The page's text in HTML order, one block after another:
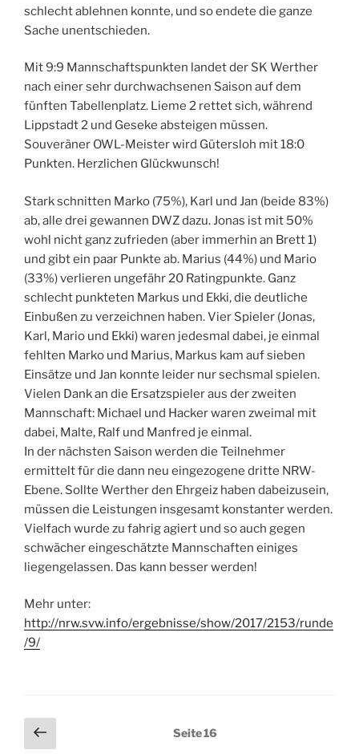
schlecht ablehnen konnte, und so endete die ganze
Sache unentschieden.
Mit 9:9 Mannschaftspunkten landet der SK Werther
nach einer sehr durchwachsenen Saison auf dem
fünften Tabellenplatz. Lieme 2 rettet sich, während
Lippstadt 2 und Geseke absteigen müssen.
Souveräner OWL-Meister wird Gütersloh mit 18:0
Punkten. Herzlichen Glückwunsch!
Stark schnitten Marko (75%), Karl und Jan (beide 83%)
ab, alle drei gewannen DWZ dazu. Jonas ist mit 50%
wohl nicht ganz zufrieden (aber immerhin an Brett 1)
und gibt ein paar Punkte ab. Marius (44%) und Mario
(33%) verlieren ungefähr 20 Ratingpunkte. Ganz
schlecht punkteten Markus und Ekki, die deutliche
Einbußen zu verzeichnen haben. Vier Spieler (Jonas,
Karl, Mario und Ekki) waren jedesmal dabei, je einmal
fehlten Marko und Marius, Markus kam auf sieben
Einsätze und Jan konnte leider nur sechsmal spielen.
Vielen Dank an die Ersatzspieler aus der zweiten
Mannschaft: Michael und Hacker waren zweimal mit
dabei, Malte, Ralf und Manfred je einmal.
In der nächsten Saison werden die Teilnehmer
ermittelt für die dann neu eingezogene dritte NRW-
Ebene. Sollte Werther den Ehrgeiz haben dabeizusein,
müssen die Leistungen insgesamt konstanter werden.
Vielfach wurde zu fahrig agiert und so auch gegen
schwächer eingeschätzte Mannschaften einiges
liegengelassen. Das kann besser werden!
Mehr unter:
http://nrw.svw.info/ergebnisse/show/2017/2153/runde
/9/
Seitennummerierung
Vorherige
Seite16